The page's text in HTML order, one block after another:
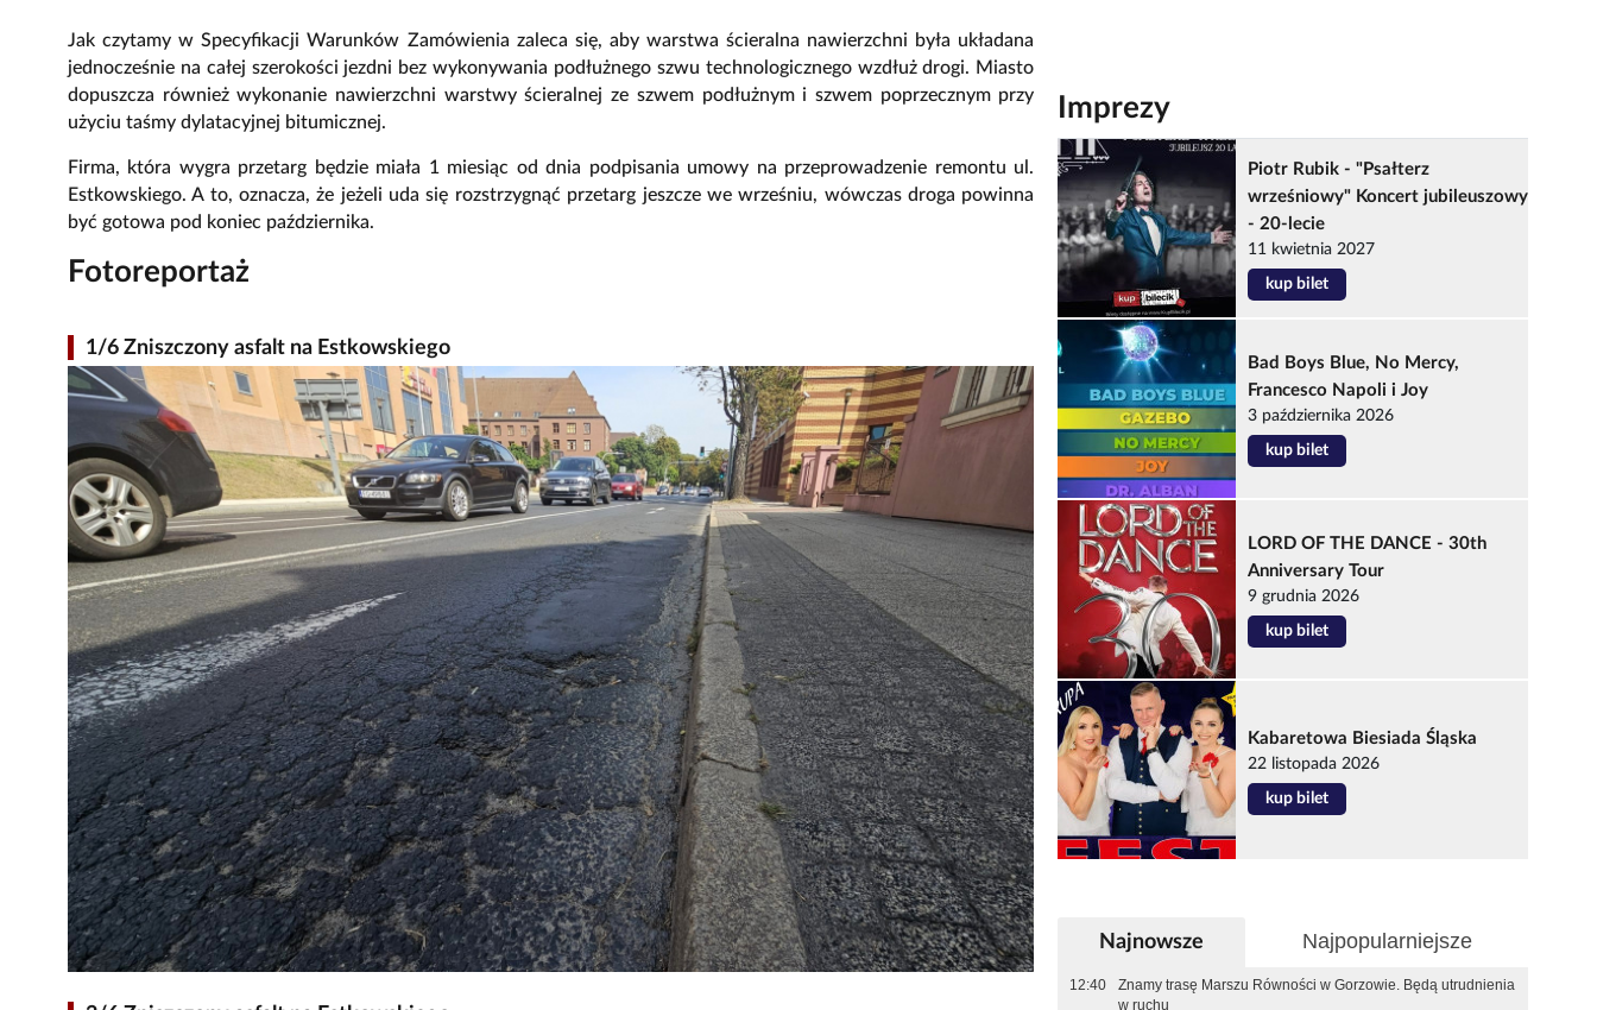
Jak czytamy w Specyfikacji Warunków Zamówienia zaleca się, aby warstwa ścieralna nawierzchni była układana
jednocześnie na całej szerokości jezdni bez wykonywania podłużnego szwu technologicznego wzdłuż drogi. Miasto
dopuszcza również wykonanie nawierzchni warstwy ścieralnej ze szwem podłużnym i szwem poprzecznym przy
użyciu taśmy dylatacyjnej bitumicznej.
Firma, która wygra przetarg będzie miała 1 miesiąc od dnia podpisania umowy na przeprowadzenie remontu ul.
Estkowskiego. A to, oznacza, że jeżeli uda się rozstrzygnąć przetarg jeszcze we wrześniu, wówczas droga powinna
być gotowa pod koniec października.
Fotoreportaż
1/6 Zniszczony asfalt na Estkowskiego
Imprezy
Piotr Rubik - "Psałterz
wrześniowy" Koncert jubileuszowy
- 20-lecie
11 kwietnia 2027
kup bilet
Bad Boys Blue, No Mercy,
Francesco Napoli i Joy
3 października 2026
kup bilet
LORD OF THE DANCE - 30th
Anniversary Tour
9 grudnia 2026
kup bilet
Kabaretowa Biesiada Śląska
22 listopada 2026
kup bilet
Najnowsze Najpopularniejsze
12:40
Znamy trasę Marszu Równości w Gorzowie. Będą utrudnienia
w ruchu